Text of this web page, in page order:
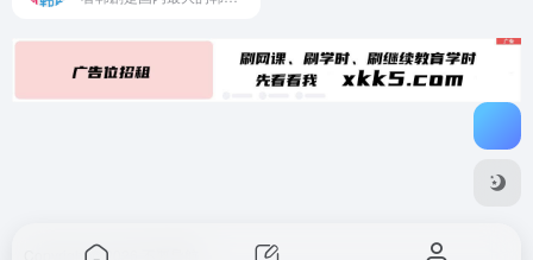
Copyright © 2026